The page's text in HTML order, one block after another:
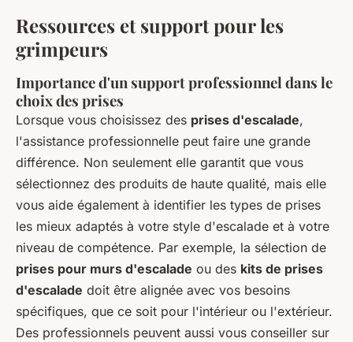
Ressources et support pour les
grimpeurs
Importance d'un support professionnel dans le
choix des prises
Lorsque vous choisissez des prises d'escalade,
l'assistance professionnelle peut faire une grande
différence. Non seulement elle garantit que vous
sélectionnez des produits de haute qualité, mais elle
vous aide également à identifier les types de prises
les mieux adaptés à votre style d'escalade et à votre
niveau de compétence. Par exemple, la sélection de
prises pour murs d'escalade ou des kits de prises
d'escalade doit être alignée avec vos besoins
spécifiques, que ce soit pour l'intérieur ou l'extérieur.
Des professionnels peuvent aussi vous conseiller sur